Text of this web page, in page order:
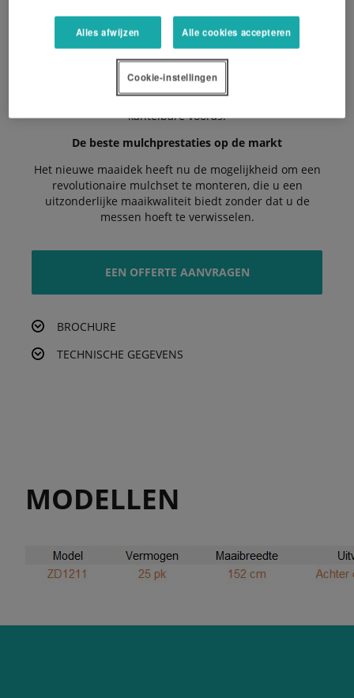
eenvoudig bereikbare bedieningselementen kan
werken.
Gemakkelijk onderhoud
Snelle en gemakkelijke toegang tot het maaidek
zonder demontage wordt verzekerd door de
kantelbare vooras.
De beste mulchprestaties op de markt
Het nieuwe maaidek heeft nu de mogelijkheid om een
revolutionaire mulchset te monteren, die u een
uitzonderlijke maaikwaliteit biedt zonder dat u de
messen hoeft te verwisselen.
EEN OFFERTE AANVRAGEN
BROCHURE
TECHNISCHE GEGEVENS
MODELLEN
Alles afwijzen Alle cookies accepteren
Cookie-instellingen